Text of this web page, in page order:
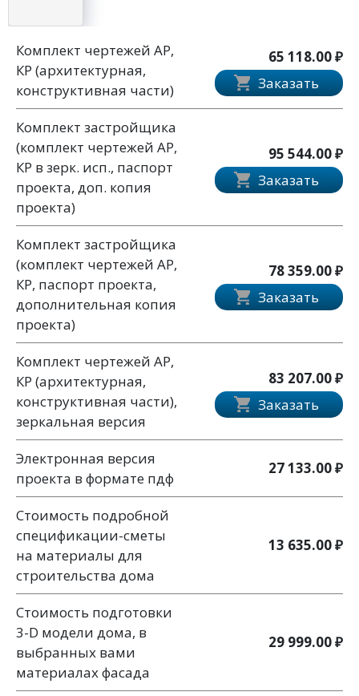
Комплект чертежей АР,
КР (архитектурная,
конструктивная части)
65 118.00 ₽
Заказать
Комплект застройщика
(комплект чертежей АР,
КР в зерк. исп., паспорт
проекта, доп. копия
проекта)
95 544.00 ₽
Заказать
Комплект застройщика
(комплект чертежей АР,
КР, паспорт проекта,
дополнительная копия
проекта)
78 359.00 ₽
Заказать
Комплект чертежей АР,
КР (архитектурная,
конструктивная части),
зеркальная версия
83 207.00 ₽
Заказать
Электронная версия
проекта в формате пдф
27 133.00 ₽
Стоимость подробной
спецификации-сметы
на материалы для
строительства дома
13 635.00 ₽
Стоимость подготовки
3-D модели дома, в
выбранных вами
материалах фасада
29 999.00 ₽